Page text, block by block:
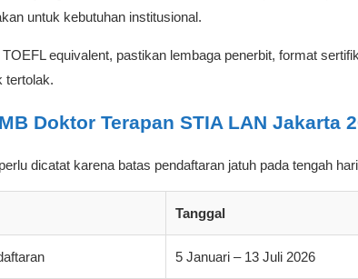
untuk kebutuhan institusional.
equivalent, pastikan lembaga penerbit, format
tertolak.
Doktor Terapan STIA LAN Jakarta
dicatat karena batas pendaftaran jatuh pada tengah
Tanggal
5 Januari – 13 Juli 2026